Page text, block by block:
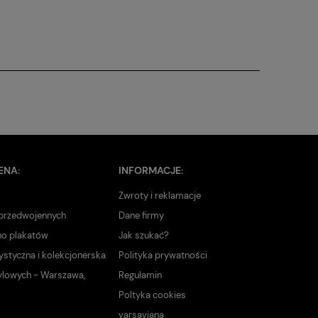
plakatów
i kolekcjonerska
- Warszawa,
INFORMACJE:
Zwroty i reklamacje
Dane firmy
Jak szukać?
Polityka prywatności
Regulamin
Poltyka cookies
varsaviana